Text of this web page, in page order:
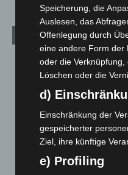
Aktuelle Beiträge
Niedersachsen:
Waldbrandeinsatz aus
7. August 2026
Brand im „Haus der
Speicherung, die
Auslesen, das
Offenlegung durch
eine andere Form der
oder die
Löschen oder die
d)
Einschränkung der
gespeicherter
Ziel, ihre künftige
e) Profiling